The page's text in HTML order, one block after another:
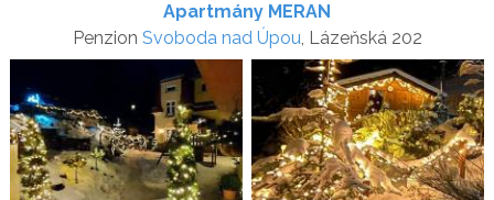
Apartmány MERAN
Penzion Svoboda nad Úpou, Lázeňská 202